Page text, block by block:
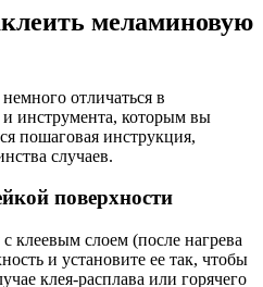
меламиновую
отличаться в
инструмента, которым вы
пошаговая инструкция,
случаев.
поверхности
клеевым слоем (после нагрева
и установите ее так, чтобы
клея-расплава или горячего